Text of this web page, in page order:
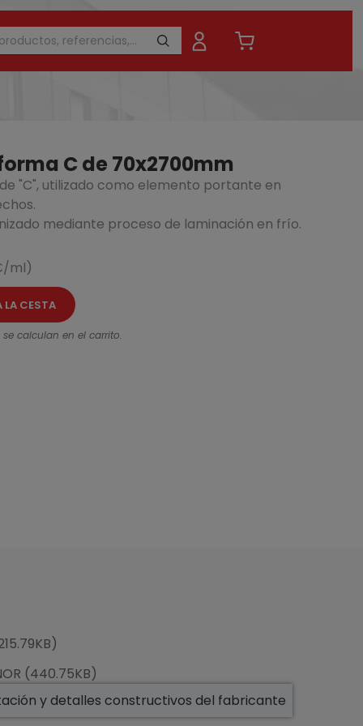
C de 70x2700mm
"C", utilizado como elemento portante en
mediante proceso de laminación en frío.
ml)
LA CESTA
calculan en el carrito.
(440.75KB)
y detalles constructivos del fabricante